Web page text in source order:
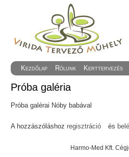
Kezdőlap Rólunk Kerttervezés
Próba galéria
Próba galérai Nóby babával
A hozzászóláshoz regisztráció és
Harmo-Med Kft.